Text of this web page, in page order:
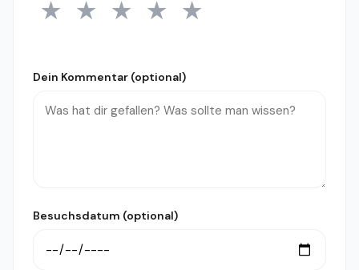
1 Stern
★ 2 Sterne
★ 3 Sterne
★ 4 Sterne
★ 5 Sterne
★
Dein Kommentar (optional)
Besuchsdatum (optional)